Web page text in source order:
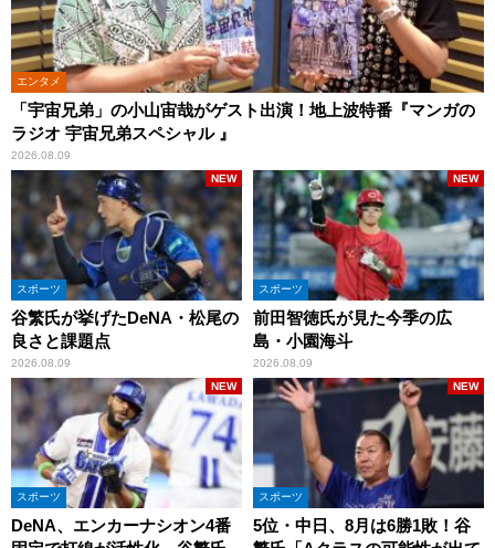
エンタメ
「宇宙兄弟」の小山宙哉がゲスト出演！地上波特番『マンガの
ラジオ 宇宙兄弟スペシャル 』
2026.08.09
スポーツ
谷繁氏が挙げたDeNA・松尾の
良さと課題点
2026.08.09
NEW
スポーツ
前田智徳氏が見た今季の広
島・小園海斗
2026.08.09
NEW
スポーツ
DeNA、エンカーナシオン4番
NEW
スポーツ
5位・中日、8月は6勝1敗！谷
NEW